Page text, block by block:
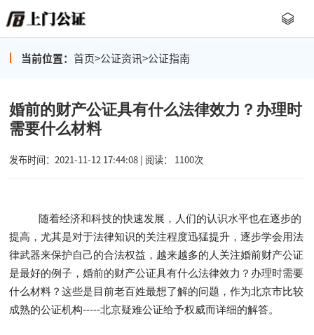
当前位置： 首页>公证资讯>公证指南
婚前的财产公证具有什么法律效力？办理时
需要什么材料
发布时间：2021-11-12 17:44:08 | 阅读： 1100次
随着经济和科技的快速发展，人们的认识水平也在逐步的
提高，尤其是对于法律知识的关注程度迅猛提升，逐步学会用法
律武器来保护自己的合法权益，越来越多的人关注婚前财产公证
是最好的例子，婚前的财产公证具有什么法律效力？办理时需要
什么材料？这些是目前老百姓最想了解的问题，作为北京市比较
成熟的公证机构-----北京疑难公证给予权威而详细的解答。